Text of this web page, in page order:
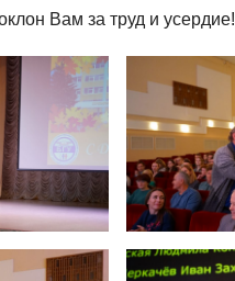
Вам за труд и усердие!